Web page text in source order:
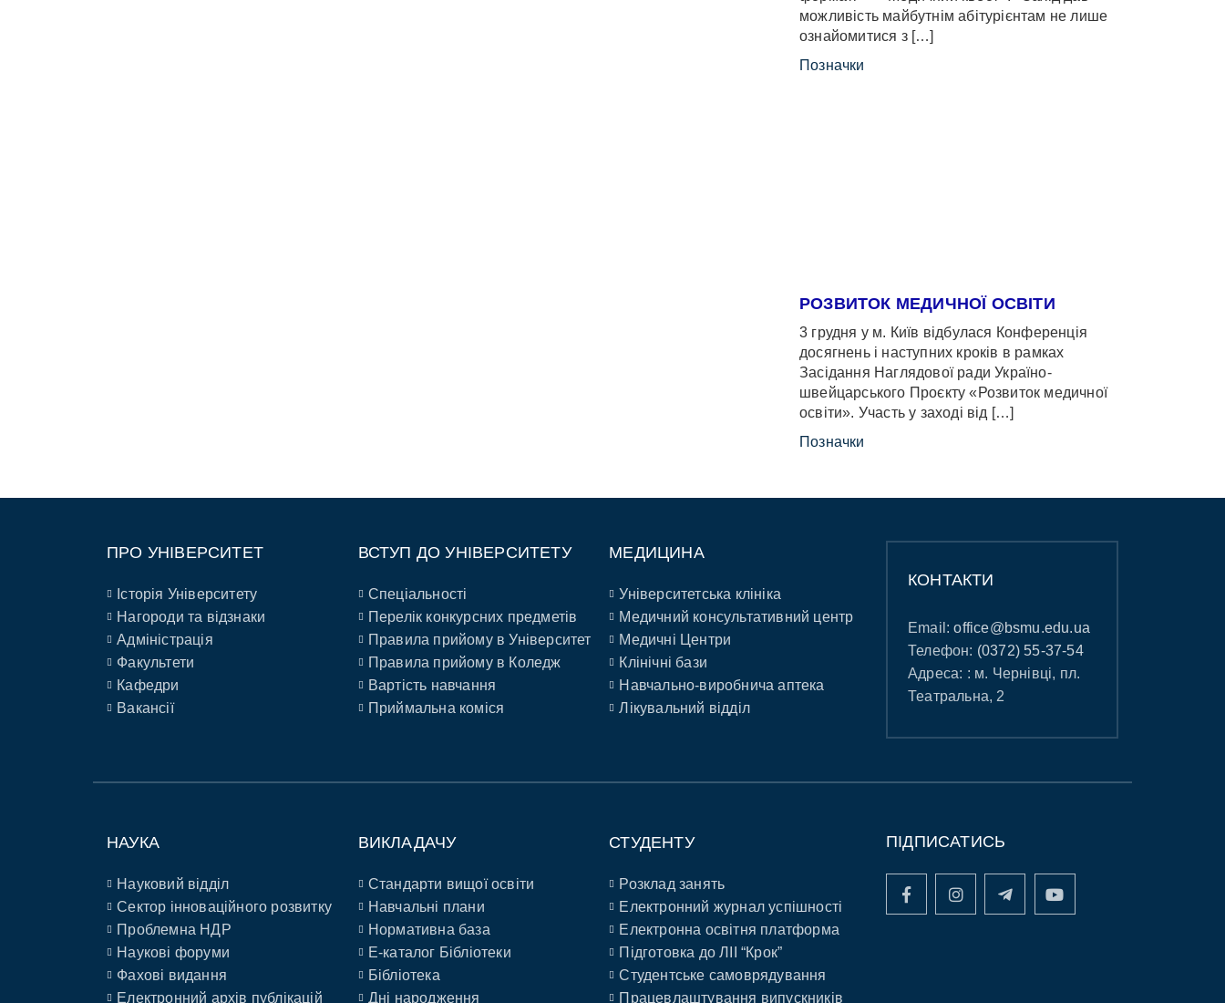
можливість майбутнім абітурієнтам не лише
ознайомитися з […]
Позначки
РОЗВИТОК МЕДИЧНОЇ ОСВІТИ
3 грудня у м. Київ відбулася Конференція
досягнень і наступних кроків в рамках
Засідання Наглядової ради Україно-
швейцарського Проєкту «Розвиток медичної
освіти». Участь у заході від […]
Позначки
ПРО УНІВЕРСИТЕТ
Історія Університету
Нагороди та відзнаки
Адміністрація
Факультети
Кафедри
Вакансії
ВСТУП ДО УНІВЕРСИТЕТУ
Спеціальності
Перелік конкурсних предметів
Правила прийому в Університет
Правила прийому в Коледж
Вартість навчання
Приймальна коміся
МЕДИЦИНА
Університетська клініка
Медичний консультативний центр
Медичні Центри
Клінічні бази
Навчально-виробнича аптека
Лікувальний відділ
КОНТАКТИ
Email:office@bsmu.edu.ua
Телефон: (0372) 55-37-54
Адреса: : м. Чернівці, пл.
Театральна, 2
НАУКА
Науковий відділ
Сектор інноваційного розвитку
Проблемна НДР
Наукові форуми
Фахові видання
Електронний архів публікацій
ВИКЛАДАЧУ
Стандарти вищої освіти
Навчальні плани
Нормативна база
E-каталог Бібліотеки
Бібліотека
Дні народження
СТУДЕНТУ
Розклад занять
Електронний журнал успішності
Електронна освітня платформа
Підготовка до ЛІІ “Крок”
Студентське самоврядування
Працевлаштування випускників
ПІДПИСАТИСЬ